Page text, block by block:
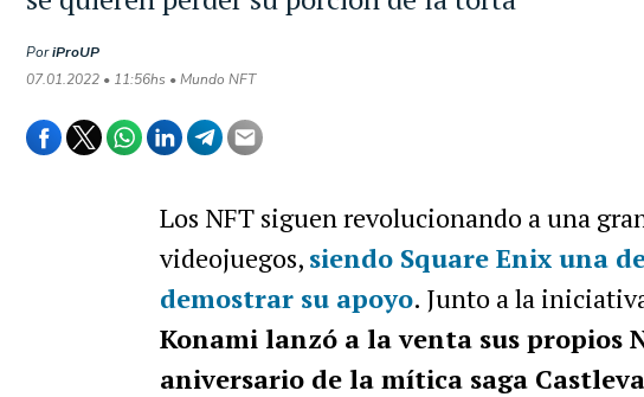
PoriProUP
07.01.2022 • 11:56hs • Mundo NFT
Los NFT siguen revolucionando a una
videojuegos, siendo Square Enix una
demostrar su apoyo. Junto a la
Konami lanzó a la venta sus propios
aniversario de la mítica saga